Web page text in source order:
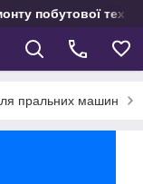
побутової
пральних машин